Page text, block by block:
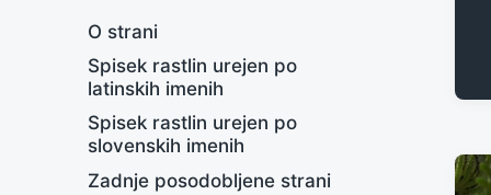
O strani
Spisek rastlin urejen po
latinskih imenih
Spisek rastlin urejen po
slovenskih imenih
Zadnje posodobljene strani